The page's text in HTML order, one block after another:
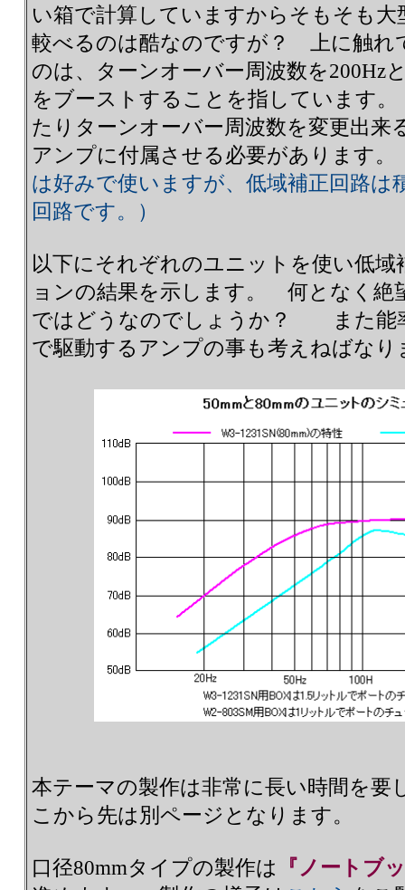
い箱で計算していますからそもそも
較べるのは酷なのですが？ 上に触れ
のは、ターンオーバー周波数を200Hz
をブーストすることを指しています
たりターンオーバー周波数を変更出来
アンプに付属させる必要があります。
は好みで使いますが、低域補正回路は
回路です。）
以下にそれぞれのユニットを使い低
ョンの結果を示します。 何となく絶
ではどうなのでしょうか？ また能
で駆動するアンプの事も考えねばなり
本テーマの製作は非常に長い時間を要
こから先は別ページとなります。
口径80mmタイプの製作は
『ノートブ